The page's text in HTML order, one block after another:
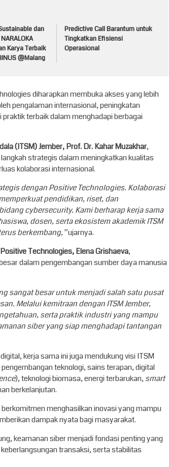
dan
Karya Terbaik
@Malang
Predictive Call Barantum untuk
Tingkatkan Efisiensi
Operasional
diharapkan membuka akses yang lebih
pengalaman internasional, peningkatan
terbaik dalam menghadapi berbagai
(ITSM) Jember, Prof. Dr. Kahar Muzakhar,
strategis dalam meningkatkan kualitas
kolaborasi internasional.
dengan Positive Technologies. Kolaborasi
pendidikan, riset, dan
cybersecurity. Kami berharap kerja sama
dosen, serta ekosistem akademik ITSM
berkembang,”ujarnya.
Technologies, Elena Grishaeva,
dalam pengembangan sumber daya manusia
sangat besar untuk menjadi salah satu pusat
Melalui kemitraan dengan ITSM Jember,
serta praktik industri yang mampu
siber yang siap menghadapi tantangan
kerja sama ini juga mendukung visi ITSM
teknologi, sains terapan, digital
), teknologi biomasa, energi terbarukan, smart
berkelanjutan.
menghasilkan inovasi yang mampu
dampak nyata bagi masyarakat.
keamanan siber menjadi fondasi penting yang
transaksi, serta stabilitas